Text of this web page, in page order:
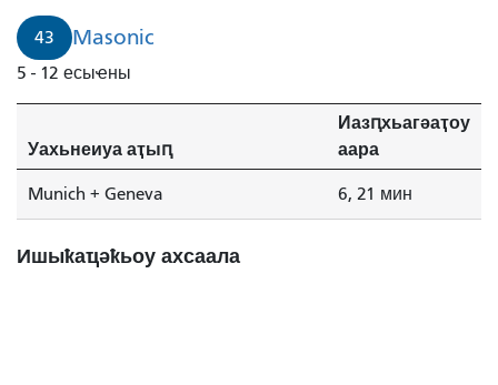
43 Masonic
5 - 12 есыҽны
Уахьнеиуа аҭыԥ
Иазԥхьагәаҭоу
аара
Munich + Geneva 6, 21 мин
Ишыҟаҵәҟьоу ахсаала